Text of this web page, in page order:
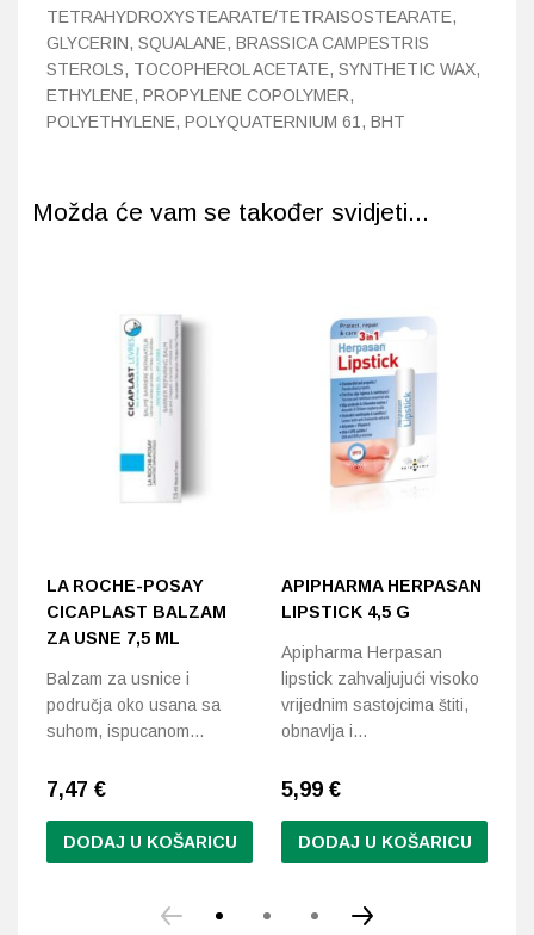
TETRAHYDROXYSTEARATE/TETRAISOSTEARATE,
GLYCERIN, SQUALANE, BRASSICA CAMPESTRIS
STEROLS, TOCOPHEROL ACETATE, SYNTHETIC WAX,
ETHYLENE, PROPYLENE COPOLYMER,
POLYETHYLENE, POLYQUATERNIUM 61, BHT
Možda će vam se također svidjeti...
LA ROCHE-POSAY
CICAPLAST BALZAM
ZA USNE 7,5 ML
Balzam za usnice i
područja oko usana sa
suhom, ispucanom…
7,47 €
DODAJ U KOŠARICU
APIPHARMA HERPASAN
LIPSTICK 4,5 G
Apipharma Herpasan
lipstick zahvaljujući visoko
vrijednim sastojcima štiti,
obnavlja i…
5,99 €
DODAJ U KOŠARICU